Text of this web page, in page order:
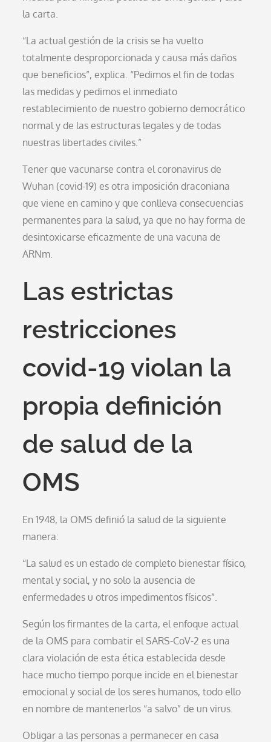
la carta.
“La actual gestión de la crisis se ha vuelto
totalmente desproporcionada y causa más daños
que beneficios”, explica. “Pedimos el fin de todas
las medidas y pedimos el inmediato
restablecimiento de nuestro gobierno democrático
normal y de las estructuras legales y de todas
nuestras libertades civiles.”
Tener que vacunarse contra el coronavirus de
Wuhan (covid-19) es otra imposición draconiana
que viene en camino y que conlleva consecuencias
permanentes para la salud, ya que no hay forma de
desintoxicarse eficazmente de una vacuna de
ARNm.
Las estrictas
restricciones
covid-19 violan la
propia definición
de salud de la
OMS
En 1948, la OMS definió la salud de la siguiente
manera:
“La salud es un estado de completo bienestar físico,
mental y social, y no solo la ausencia de
enfermedades u otros impedimentos físicos”.
Según los firmantes de la carta, el enfoque actual
de la OMS para combatir el SARS-CoV-2 es una
clara violación de esta ética establecida desde
hace mucho tiempo porque incide en el bienestar
emocional y social de los seres humanos, todo ello
en nombre de mantenerlos “a salvo” de un virus.
Obligar a las personas a permanecer en casa